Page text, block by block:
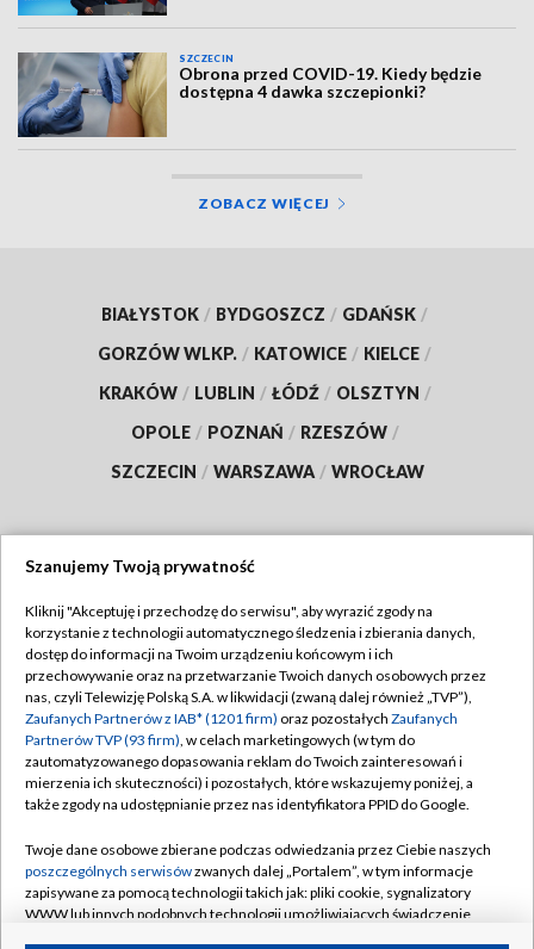
SZCZECIN
Obrona przed COVID-19. Kiedy będzie
dostępna 4 dawka szczepionki?
ZOBACZ WIĘCEJ
BIAŁYSTOK / BYDGOSZCZ / GDAŃSK /
GORZÓW WLKP. / KATOWICE / KIELCE /
KRAKÓW / LUBLIN / ŁÓDŹ / OLSZTYN /
OPOLE / POZNAŃ / RZESZÓW /
SZCZECIN / WARSZAWA / WROCŁAW
TVP
Abonament TVP
Emisja w TVP
Centrum informacji TVP
Naziemna Telewizja Cyfrowa
Rada Programowa
System NOS
Informacje o nadawcy
Regulamin TVP
Polityka prywatności
Moje zgody
Pomoc
Kontakt
Szanujemy Twoją prywatność
Kliknij "Akceptuję i przechodzę do serwisu", aby wyrazić zgody na
korzystanie z technologii automatycznego śledzenia i zbierania danych,
dostęp do informacji na Twoim urządzeniu końcowym i ich
przechowywanie oraz na przetwarzanie Twoich danych osobowych przez
nas, czyli Telewizję Polską S.A. w likwidacji (zwaną dalej również „TVP”),
Zaufanych Partnerów z IAB* (1201 firm) oraz pozostałych Zaufanych
Partnerów TVP (93 firm), w celach marketingowych (w tym do
zautomatyzowanego dopasowania reklam do Twoich zainteresowań i
mierzenia ich skuteczności) i pozostałych, które wskazujemy poniżej, a
także zgody na udostępnianie przez nas identyfikatora PPID do Google.
Twoje dane osobowe zbierane podczas odwiedzania przez Ciebie naszych
poszczególnych serwisówzwanych dalej „Portalem”, w tym informacje
zapisywane za pomocą technologii takich jak: pliki cookie, sygnalizatory
WWW lub innych podobnych technologii umożliwiających świadczenie